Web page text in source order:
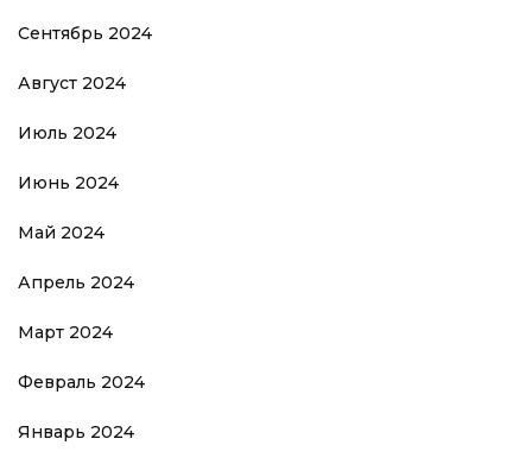
Сентябрь 2024
Август 2024
Июль 2024
Июнь 2024
Май 2024
Апрель 2024
Март 2024
Февраль 2024
Январь 2024